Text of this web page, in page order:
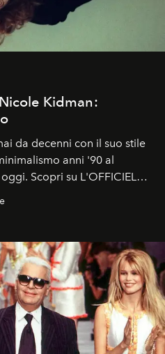
Kidman:
da decenni con il suo stile
anni '90 al
Scopri su L'OFFICIEL